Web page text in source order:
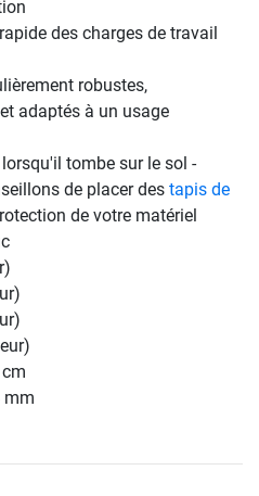
des charges de travail
robustes,
adaptés à un usage
tombe sur le sol -
de placer des tapis de
de votre matériel
mm